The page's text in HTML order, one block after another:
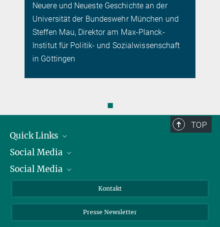
Neuere und Neueste Geschichte an der
Universität der Bundeswehr München und
Steffen Mau, Direktor am Max-Planck-
Institut für Politik- und Sozialwissenschaft
in Göttingen
◼
TOP
Quick Links
Präsident
Zahlen und Fakten
Meldestelle Fehlverhalten
Social Media
Bluesky
TikTok
Social Media
Instagram
YouTube
Kontakt
Presse Newsletter